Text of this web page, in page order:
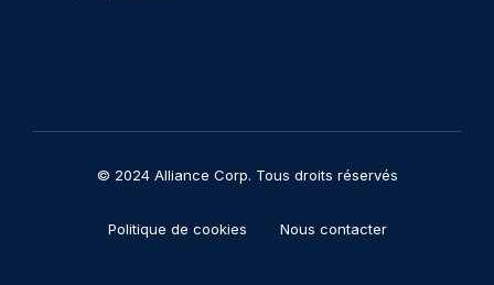
© 2024 Alliance Corp. Tous droits réservés
Politique de cookies Nous contacter